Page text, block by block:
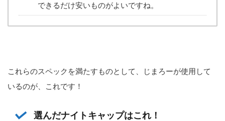
できるだけ安いものがよいですね。
これらのスペックを満たすものとして、じまろーが使用して
いるのが、これです！
選んだナイトキャップはこれ！